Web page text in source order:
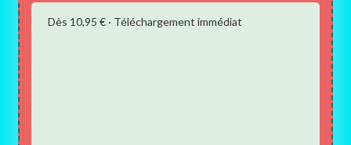
Dès 10,95 € · Téléchargement immédiat